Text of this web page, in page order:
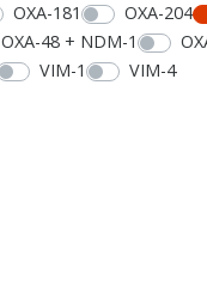
OXA-181 OXA-204
OXA-48 + NDM-1
VIM-1
VIM-4